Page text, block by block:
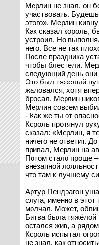
Мерлин не знал, он
участвовать.
этого». Мерлин
Как сказал король,
устроил. Но
него. Все не так
После праздника
чтобы блестели.
следующий день они
Это был тяжелый
жаловался, хотя
бросал. Мерлин
Мерлин совсем
- Как же ты от
Король протянул
сказал: «Мерлин, я
ничего не ответит.
привал, Мерлин на
Потом стало проще
внезапной
что там к лучшему
Артур Пендрагон
слуга, именно в
молчал. Может,
Битва была тяжёлой
остался жив, а
Король испытал
не знал, как